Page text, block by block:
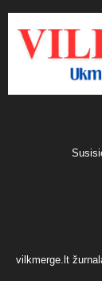
vilkmerge.lt